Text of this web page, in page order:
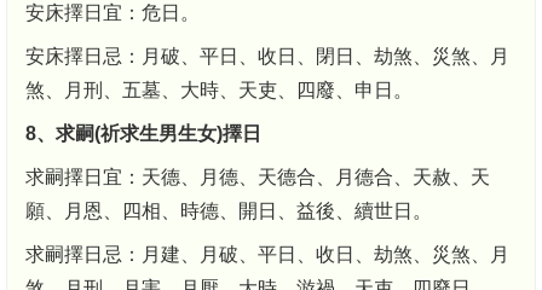
安床擇日宜：危日。
安床擇日忌：月破、平日、收日、閉日、劫煞、災煞、月
煞、月刑、五墓、大時、天吏、四廢、申日。
8、求嗣(祈求生男生女)擇日
求嗣擇日宜：天德、月德、天德合、月德合、天赦、天
願、月恩、四相、時德、開日、益後、續世日。
求嗣擇日忌：月建、月破、平日、收日、劫煞、災煞、月